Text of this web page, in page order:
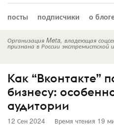
посты подписчики о
Организация Meta, владеющая
признана в России экстремистской
Как “Вконтакте”
бизнесу:
аудитории
12 Сен 2024 Время чтения 19